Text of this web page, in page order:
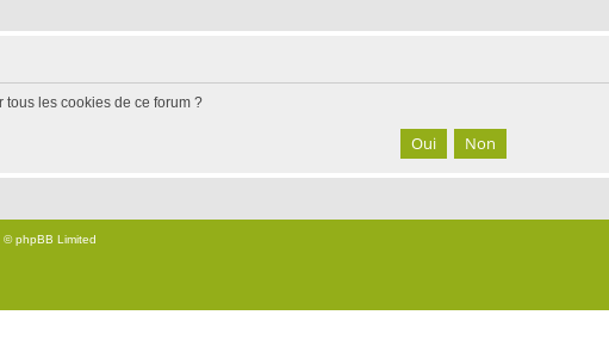
tous les cookies de ce forum ?
© phpBB Limited